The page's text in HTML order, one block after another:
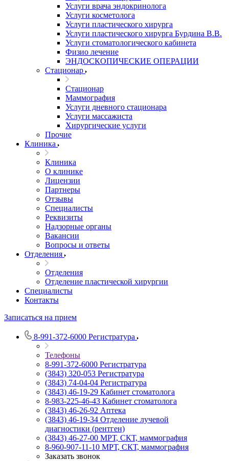
Услуги врача эндокринолога
Услуги косметолога
Услуги пластического хирурга
Услуги пластического хирурга Бурдина В.В.
Услуги стоматологического кабинета
Физио лечение
ЭНДОСКОПИЧЕСКИЕ ОПЕРАЦИИ
Стационар
Стационар
Маммография
Услуги дневного стационара
Услуги массажиста
Хирургические услуги
Прочие
Клиника
Клиника
О клинике
Лицензии
Партнеры
Отзывы
Специалисты
Реквизиты
Надзорные органы
Вакансии
Вопросы и ответы
Отделения
Отделения
Отделение пластической хирургии
Специалисты
Контакты
Записаться на прием
8-991-372-6000 Регистратура
Телефоны
8-991-372-6000 Регистратура
(3843) 320-053 Регистратура
(3843) 74-04-04 Регистратура
(3843) 46-19-29 Кабинет стоматолога
8-983-225-46-43 Кабинет стоматолога
(3843) 46-26-92 Аптека
(3843) 46-19-34 Отделение лучевой
диагностики (рентген)
(3843) 46-27-00 МРТ, СКТ, маммография
8-960-907-11-10 МРТ, СКТ, маммография
Заказать звонок